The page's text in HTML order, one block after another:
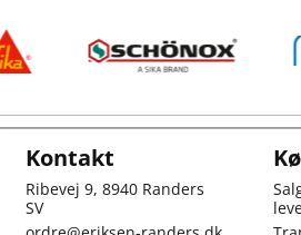
Kontakt
Ribevej 9, 8940 Randers
SV